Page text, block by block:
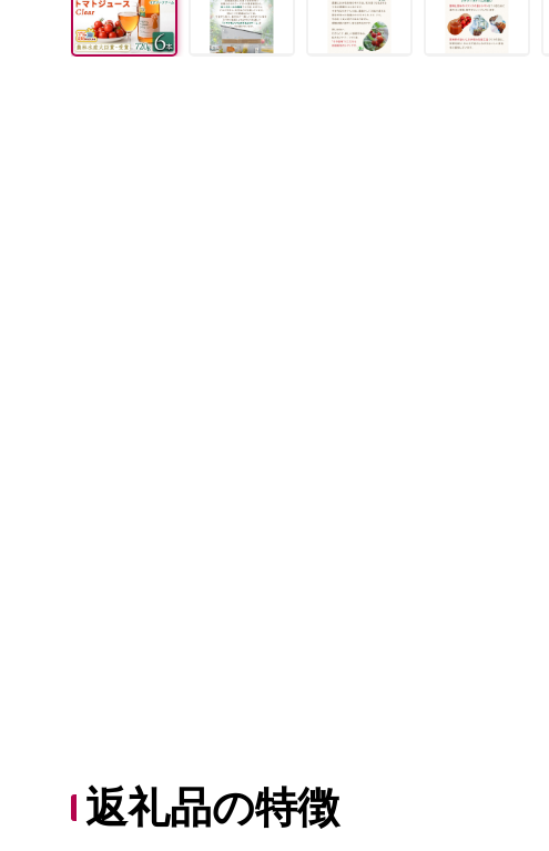
返礼品の特徴